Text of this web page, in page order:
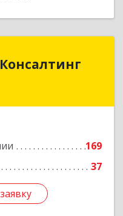
169
37
г.о.Дубна, Дубна г,